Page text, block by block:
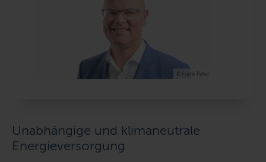
© Frank Peter
Unabhängige und klimaneutrale
Energieversorgung